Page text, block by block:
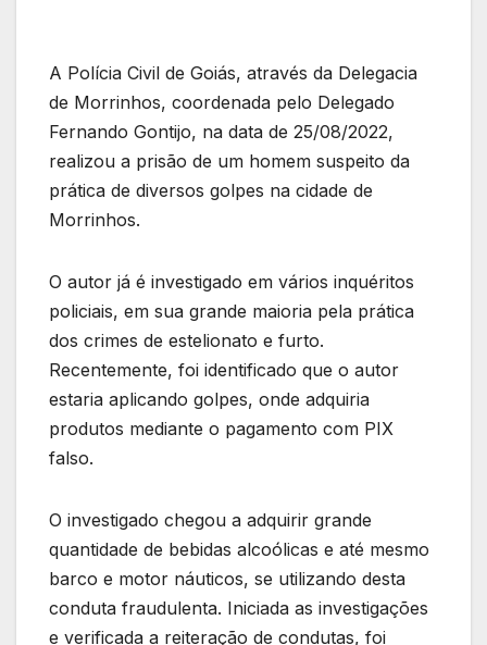
A Polícia Civil de Goiás, através da Delegacia
de Morrinhos, coordenada pelo Delegado
Fernando Gontijo, na data de 25/08/2022,
realizou a prisão de um homem suspeito da
prática de diversos golpes na cidade de
Morrinhos.
O autor já é investigado em vários inquéritos
policiais, em sua grande maioria pela prática
dos crimes de estelionato e furto.
Recentemente, foi identificado que o autor
estaria aplicando golpes, onde adquiria
produtos mediante o pagamento com PIX
falso.
O investigado chegou a adquirir grande
quantidade de bebidas alcoólicas e até mesmo
barco e motor náuticos, se utilizando desta
conduta fraudulenta. Iniciada as investigações
e verificada a reiteração de condutas, foi